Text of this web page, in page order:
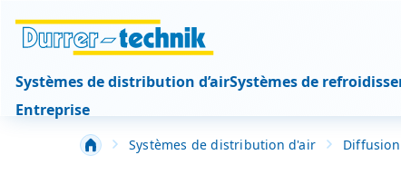
Systèmes de distribution d’airSystèmes de
Entreprise
Systèmes de distribution d'air